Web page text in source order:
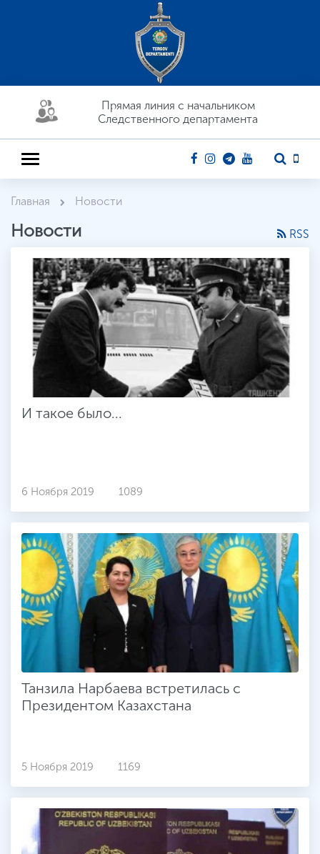
Прямая линия c начальником
Следственного департамента
Главная Новости
Новости RSS
И такое было...
6 Ноября 2019 1089
Танзила Нарбаева встретилась с
Президентом Казахстана
5 Ноября 2019 1169